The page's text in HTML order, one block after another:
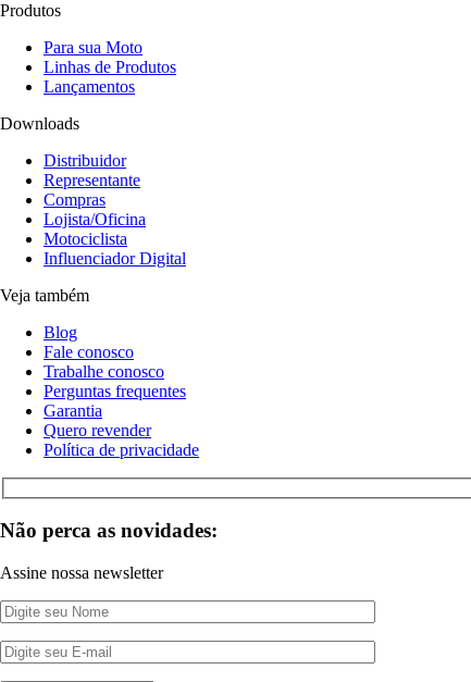
Produtos
Para sua Moto
Linhas de Produtos
Lançamentos
Downloads
Distribuidor
Representante
Compras
Lojista/Oficina
Motociclista
Influenciador Digital
Veja também
Blog
Fale conosco
Trabalhe conosco
Perguntas frequentes
Garantia
Quero revender
Política de privacidade
Não perca as novidades:
Assine nossa newsletter